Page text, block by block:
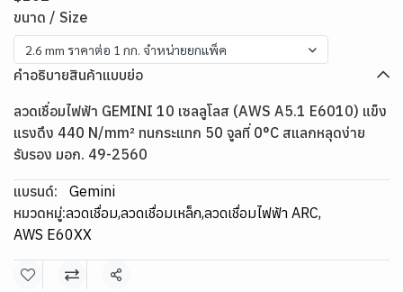
ขนาด / Size
2.6 mm ราคาต่อ 1 กก. จำหน่ายยกแพ็ค
คำอธิบายสินค้าแบบย่อ
ลวดเชื่อมไฟฟ้า GEMINI 10 เซลลูโลส (AWS A5.1 E6010) แข็ง
แรงดึง 440 N/mm² ทนกระแทก 50 จูลที่ 0°C สแลกหลุดง่าย
รับรอง มอก. 49-2560
แบรนด์:
Gemini
หมวดหมู่:ลวดเชื่อม,ลวดเชื่อมเหล็ก,ลวดเชื่อมไฟฟ้า ARC,
AWS E60XX
แชร์